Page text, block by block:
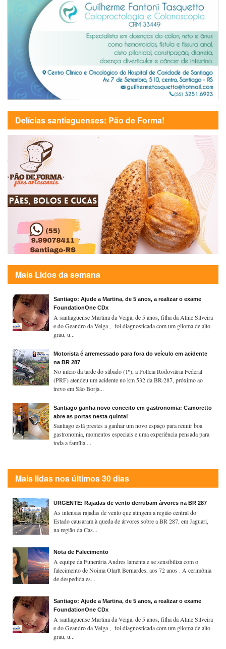
Delícias santiaguenses: Pão de Forma!
Mais Lidos da semana
Santiago: Ajude a Martina, de 5 anos, a realizar o exame
FoundationOne CDx
A santiaguense Martina da Veiga, de 5 anos, filha da Aline Silveira
e do Geandro da Veiga , foi diagnosticada com um glioma de alto
grau, u...
Motorista é arremessado para fora do veículo em acidente
na BR 287
No início da tarde do sábado (1º), a Polícia Rodoviária Federal
(PRF) atendeu um acidente no km 532 da BR-287, próximo ao
trevo em São Borja...
Santiago ganha novo conceito em gastronomia: Camoretto
abre as portas nesta quinta!
Santiago está prestes a ganhar um novo espaço para reunir boa
gastronomia, momentos especiais e uma experiência pensada para
toda a família....
Mais lidas nos últimos 30 dias
URGENTE: Rajadas de vento derrubam árvores na BR 287
As intensas rajadas de vento que atingem a região central do
Estado causaram à queda de árvores sobre a BR 287, em Jaguari,
na região da Cas...
Nota de Falecimento
A equipe da Funerária Andres lamenta e se sensibiliza com o
falecimento de Noima Olartt Bernardes, aos 72 anos . A cerimônia
de despedida es...
Santiago: Ajude a Martina, de 5 anos, a realizar o exame
FoundationOne CDx
A santiaguense Martina da Veiga, de 5 anos, filha da Aline Silveira
e do Geandro da Veiga , foi diagnosticada com um glioma de alto
grau, u...